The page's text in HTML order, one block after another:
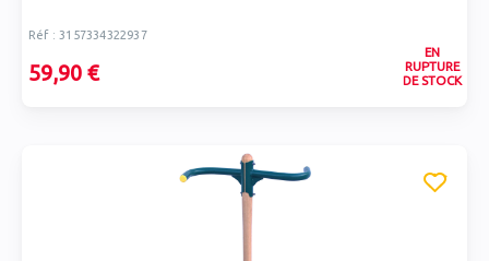
Réf : 3157334322937
59,90 €
EN
RUPTURE
DE STOCK